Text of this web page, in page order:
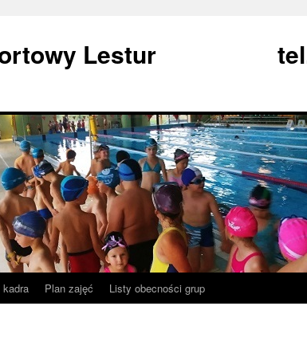
Sportowy Lestur
kadra Plan zajęć Listy obecności grup